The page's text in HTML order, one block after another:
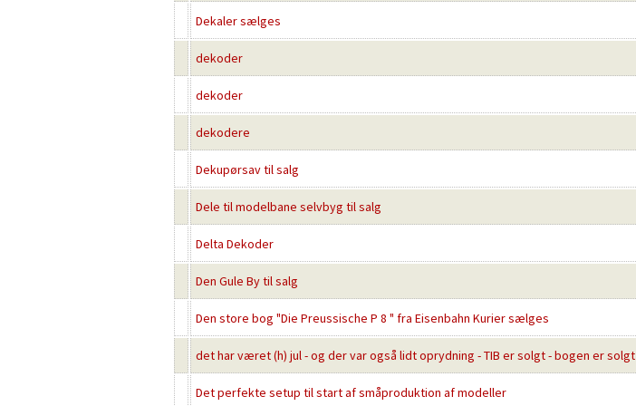
Dekaler sælges
dekoder
dekoder
dekodere
Dekupørsav til salg
Dele til modelbane selvbyg til salg
Delta Dekoder
Den Gule By til salg
Den store bog "Die Preussische P 8 " fra Eisenbahn Kurier sælges
det har været (h) jul - og der var også lidt oprydning - TIB er solgt - bogen er solgt
Det perfekte setup til start af småproduktion af modeller